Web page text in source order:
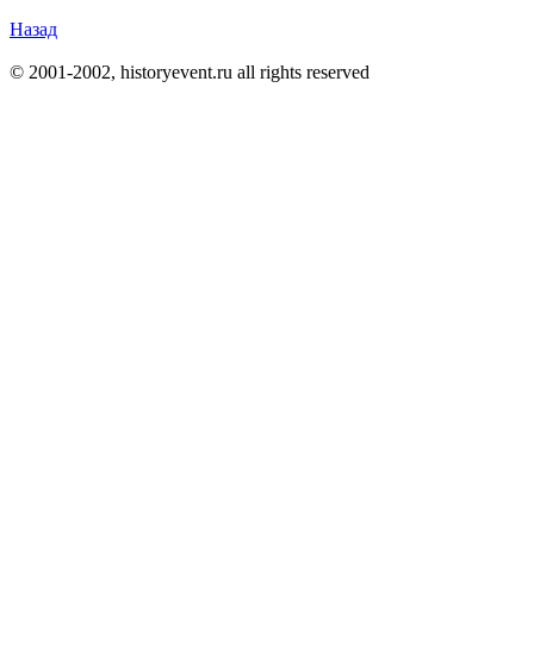
Назад
© 2001-2002, historyevent.ru all rights reserved